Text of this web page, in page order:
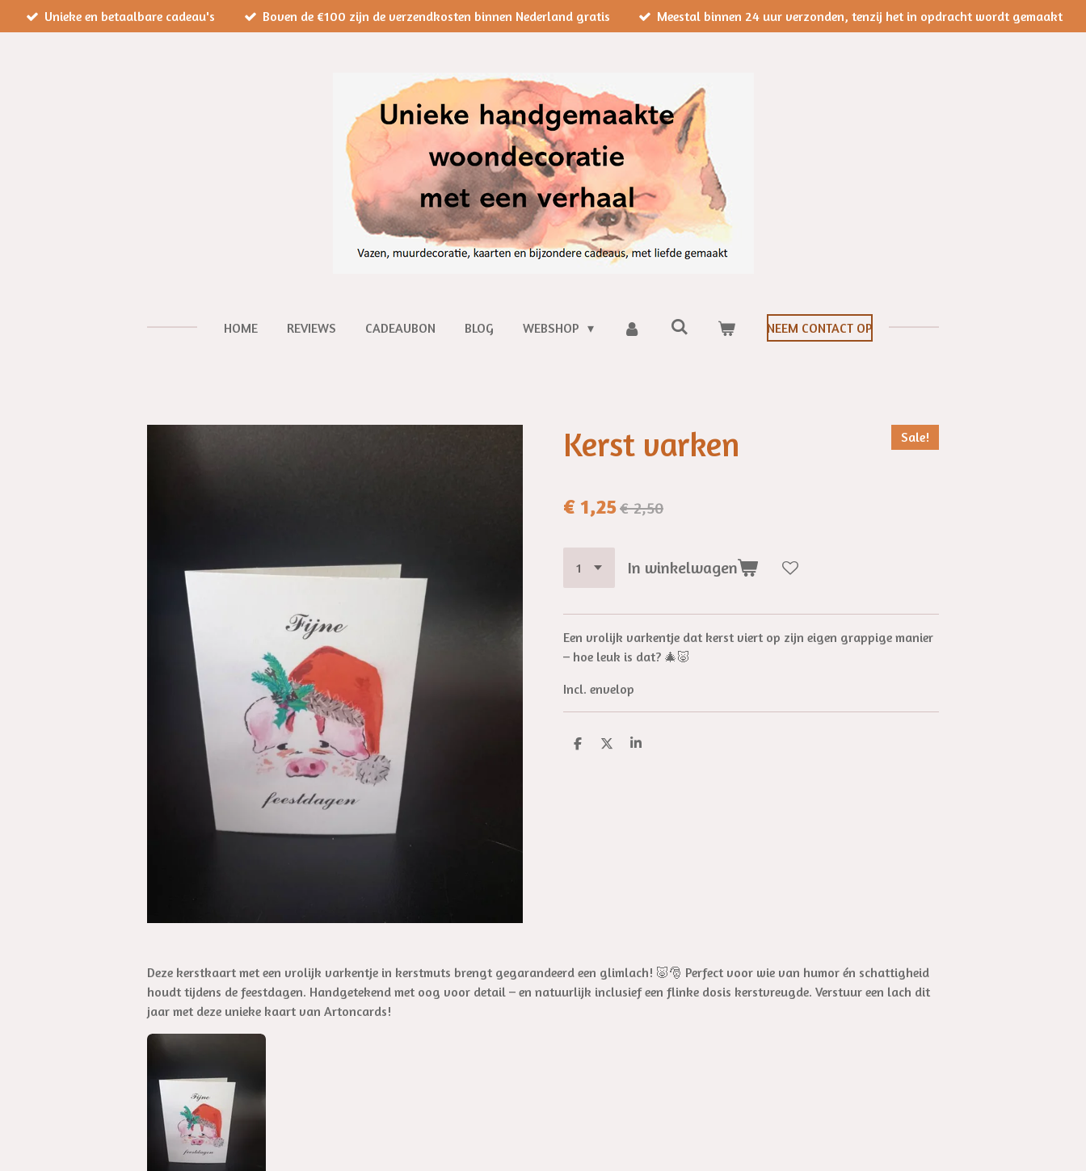
direct
Unieke en betaalbare cadeau's Boven de €100 zijn de verzendkosten binnen Nederland gratis Meestal binnen 24 uur verzonden, tenzij het in opdracht wordt gemaakt
HOME REVIEWS CADEAUBON BLOG WEBSHOP NEEM CONTACT OP
Kerst varken Sale!
€ 1,25€ 2,50
In winkelwagen
Een vrolijk varkentje dat kerst viert op zijn eigen grappige manier
– hoe leuk is dat? 🎄🐷
Incl. envelop
D
D
S
Deze kerstkaart met een vrolijk varkentje in kerstmuts brengt gegarandeerd een glimlach! 🐷🎅 Perfect voor wie van humor én schattigheid
houdt tijdens de feestdagen. Handgetekend met oog voor detail – en natuurlijk inclusief een flinke dosis kerstvreugde. Verstuur een lach dit
jaar met deze unieke kaart van Artoncards!